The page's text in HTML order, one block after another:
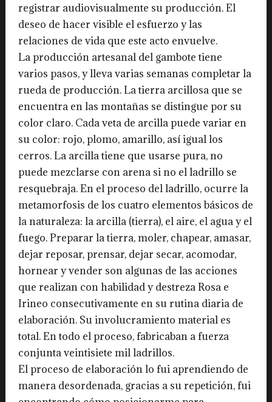
registrar audiovisualmente su producción. El
deseo de hacer visible el esfuerzo y las
relaciones de vida que este acto envuelve.
La producción artesanal del gambote tiene
varios pasos, y lleva varias semanas completar la
rueda de producción. La tierra arcillosa que se
encuentra en las montañas se distingue por su
color claro. Cada veta de arcilla puede variar en
su color: rojo, plomo, amarillo, así igual los
cerros. La arcilla tiene que usarse pura, no
puede mezclarse con arena si no el ladrillo se
resquebraja. En el proceso del ladrillo, ocurre la
metamorfosis de los cuatro elementos básicos de
la naturaleza: la arcilla (tierra), el aire, el agua y el
fuego. Preparar la tierra, moler, chapear, amasar,
dejar reposar, prensar, dejar secar, acomodar,
hornear y vender son algunas de las acciones
que realizan con habilidad y destreza Rosa e
Irineo consecutivamente en su rutina diaria de
elaboración. Su involucramiento material es
total. En todo el proceso, fabricaban a fuerza
conjunta veintisiete mil ladrillos.
El proceso de elaboración lo fui aprendiendo de
manera desordenada, gracias a su repetición, fui